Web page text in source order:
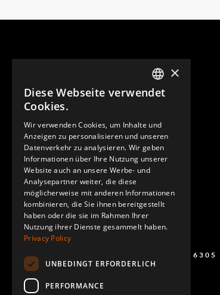
+49 (0) 160 243 6305
ENGLISH
×
Diese Webseite verwendet
Cookies.
Wir verwenden Cookies, um Inhalte und
Anzeigen zu personalisieren und unseren
Datenverkehr zu analysieren. Wir geben
Informationen über Ihre Nutzung unserer
Website auch an unsere Werbe- und
Analysepartner weiter, die diese
möglicherweise mit anderen Informationen
kombinieren, die Sie ihnen bereitgestellt
haben oder die sie im Rahmen Ihrer
Nutzung ihrer Dienste gesammelt haben.
Privacy Policy
UNBEDINGT ERFORDERLICH
PERFORMANCE